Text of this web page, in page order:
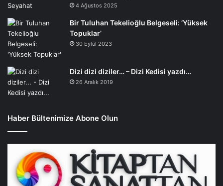
4 Ağustos 2025
Bir Tuluhan Tekelioğlu Belgeseli: ‘Yüksek
Topuklar’
30 Eylül 2023
Dizi dizi diziler… – Dizi Kedisi yazdı…
26 Aralık 2019
Haber Bültenimize Abone Olun